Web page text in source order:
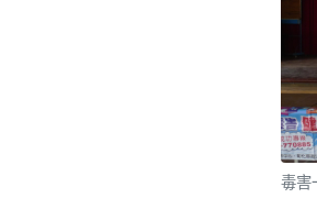
毒害